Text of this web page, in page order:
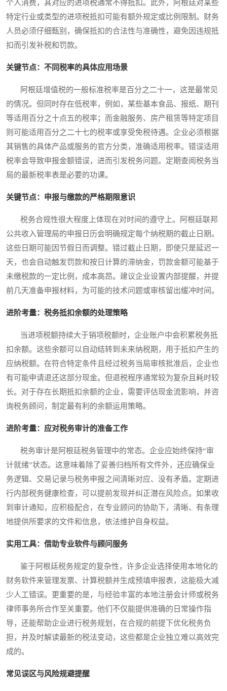
个人消费，其对应的进项税通常不得抵扣。此外，阿根廷对某些
特定行业或类型的进项税抵扣可能有额外规定或比例限制。财务
人员必须仔细甄别，确保抵扣的合法性与准确性，避免因违规抵
扣而引发补税和罚款。
关键节点：不同税率的具体应用场景
阿根廷增值税的一般标准税率是百分之二十一，这是最常见
的情况。但同时存在低税率，例如，某些基本食品、报纸、期刊
等适用百分之十点五的税率；而金融服务、房产租赁等特定项目
则可能适用百分之二十七的税率或享受免税待遇。企业必须根据
其销售的具体产品或服务的官方分类，准确适用税率。错误适用
税率会导致申报金额错误，进而引发税务问题。定期查阅税务当
局的最新税率表是必要的功课。
关键节点：申报与缴款的严格期限意识
税务合规性很大程度上体现在对时间的遵守上。阿根廷联邦
公共收入管理局的申报日历会明确规定每个纳税期的截止日期。
这些日期可能因节假日而调整。错过截止日期，即使只是延迟一
天，也会自动触发罚款和按日计算的滞纳金，罚款金额可能基于
未缴税款的一定比例，成本高昂。建议企业设置内部提醒，并提
前几天准备申报材料，为可能的技术问题或审核留出缓冲时间。
进阶考量：税务抵扣余额的处理策略
当进项税额持续大于销项税额时，企业账户中会积累税务抵
扣余额。这些余额可以自动结转到未来纳税期，用于抵扣产生的
应纳税额。在符合特定条件且经过税务当局审核批准后，企业也
有可能申请退还这部分现金。但退税程序通常较为复杂且耗时较
长。对于存在长期抵扣余额的企业，需要评估现金流影响，并咨
询税务顾问，制定最有利的余额运用策略。
进阶考量：应对税务审计的准备工作
税务审计是阿根廷税务管理中的常态。企业应始终保持“审
计就绪”状态。这意味着除了妥善归档所有文件外，还应确保业
务逻辑、交易记录与税务申报之间清晰对应、没有矛盾。定期进
行内部税务健康检查，可以提前发现并纠正潜在风险点。如果收
到审计通知，应积极配合，在专业顾问的协助下，清晰、有条理
地提供所要求的文件和信息，依法维护自身权益。
实用工具：借助专业软件与顾问服务
鉴于阿根廷税务规定的复杂性，许多企业选择使用本地化的
财务软件来管理发票、计算税额并生成预填申报表，这能极大减
少人工错误。更重要的是，与经验丰富的本地注册会计师或税务
律师事务所合作至关重要。他们不仅能提供准确的日常操作指
导，还能帮助企业进行税务规划，在合规的前提下优化税务负
担，并及时解读最新的税法变动，这些都是企业独立难以高效完
成的。
常见误区与风险规避提醒